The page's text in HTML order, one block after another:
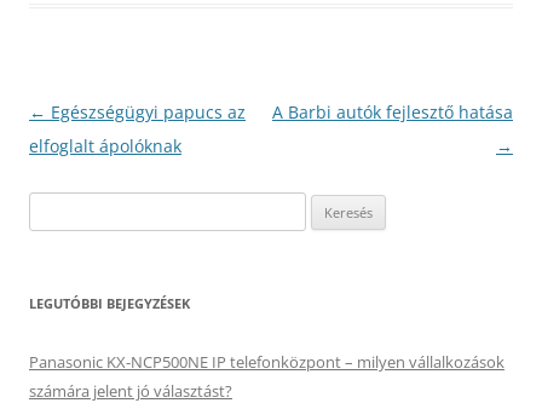
Bejegyzés
navigáció
← Egészségügyi papucs az
elfoglalt ápolóknak
A Barbi autók fejlesztő hatása
→
LEGUTÓBBI BEJEGYZÉSEK
Panasonic KX-NCP500NE IP telefonközpont – milyen vállalkozások
számára jelent jó választást?